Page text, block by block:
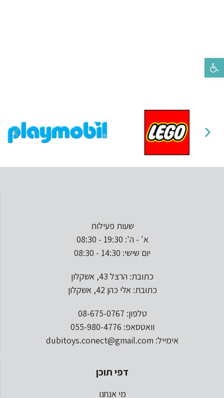
פתח סרגל נגישות
שעות פעילות
א' - ה': 19:30 - 08:30
יום שישי: 14:30 - 08:30
כתובת: הרצל 43, אשקלון
כתובת: אלי כהן 42, אשקלון
טלפון: 08-675-0767
וואטסאפ: 055-980-4776
אימייל: dubitoys.conect@gmail.com
דפי תוכן
מי אנחנו